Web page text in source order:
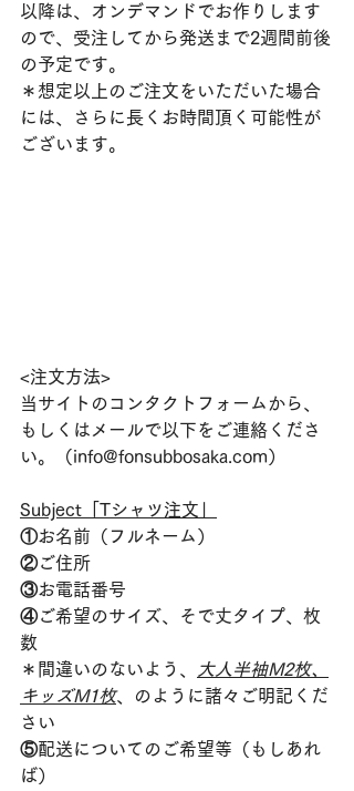
以降は、オンデマンドでお作りします
ので、受注してから発送まで2週間前後
の予定です。
＊想定以上のご注文をいただいた場合
には、さらに長くお時間頂く可能性が
ございます。
<注文方法>
当サイトのコンタクトフォームから、
もしくはメールで以下をご連絡くださ
い。（info@fonsubbosaka.com）
Subject「Tシャツ注文」
①お名前（フルネーム）
②ご住所
③お電話番号
④ご希望のサイズ、そで丈タイプ、枚
数
＊間違いのないよう、
大人半袖M2枚、
キッズM1枚、のように諸々ご明記くだ
さい
⑤配送についてのご希望等（もしあれ
ば）